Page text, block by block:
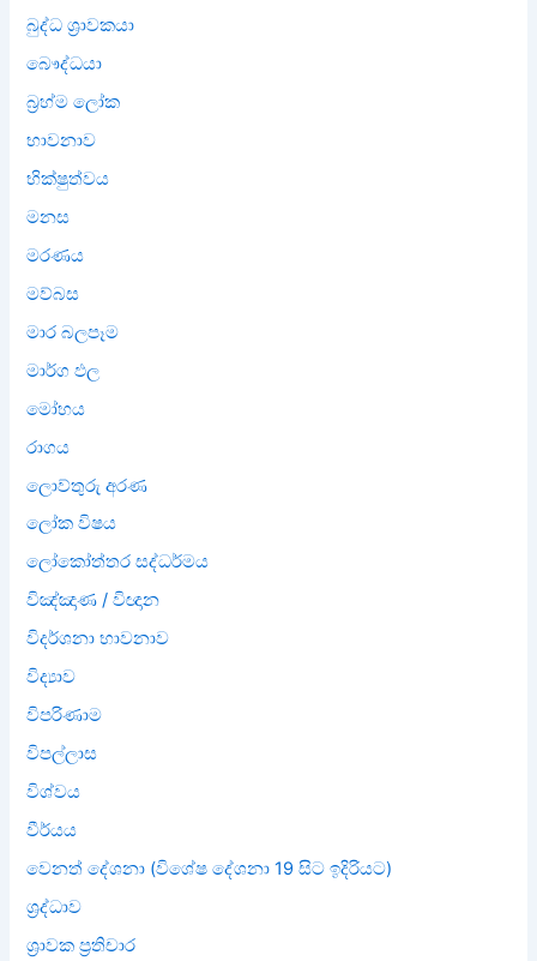
බුද්ධ ශ්‍රාවකයා
බෞද්ධයා
බ්‍රහ්ම ලෝක
භාවනාව
භික්ෂුත්වය
මනස
මරණය
මව්බස
මාර බලපෑම
මාර්ග ඵල
මෝහය
රාගය
ලොව්තුරු අරණ
ලෝක විෂය
ලෝකෝත්තර සද්ධර්මය
විඤ්ඤාණ / විඥාන
විදර්ශනා භාවනාව
විද්‍යාව
විපරිණාම
විපල්ලාස
විශ්වය
වීර්යය
වෙනත් දේශනා (විශේෂ දේශනා 19 සිට ඉදිරියට)
ශ්‍රද්ධාව
ශ්‍රාවක ප්‍රතිචාර